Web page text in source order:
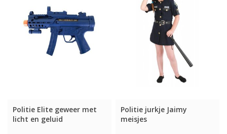
Politie Elite geweer met
licht en geluid
Politie jurkje Jaimy
meisjes